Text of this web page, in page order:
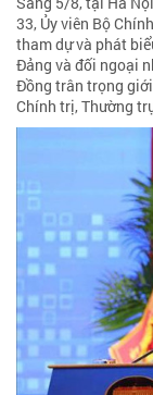
33, Ủy viên Bộ
tham dự và phát
Đảng và đối ngoại
Đồng trân trọng
Chính trị, Thường